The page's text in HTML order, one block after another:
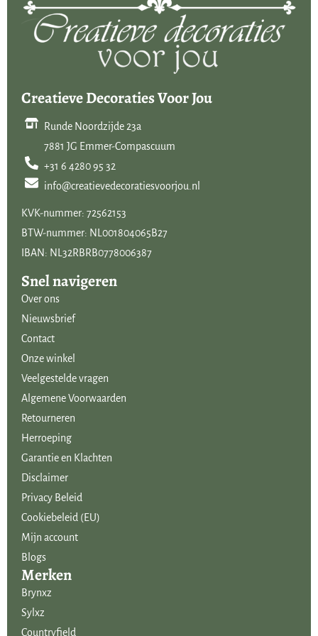
Creatieve Decoraties Voor Jou
Runde Noordzijde 23a
7881 JG Emmer-Compascuum
+31 6 4280 95 32
info@creatievedecoratiesvoorjou.nl
KVK-nummer: 72562153
BTW-nummer: NL001804065B27
IBAN: NL32RBRB0778006387
Snel navigeren
Over ons
Nieuwsbrief
Contact
Onze winkel
Veelgestelde vragen
Algemene Voorwaarden
Retourneren
Herroeping
Garantie en Klachten
Disclaimer
Privacy Beleid
Cookiebeleid (EU)
Mijn account
Blogs
Merken
Brynxz
Sylxz
Countryfield